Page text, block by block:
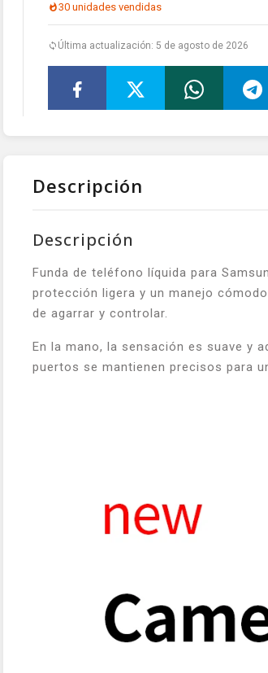
30 unidades vendidas
Última actualización: 5 de agosto de 2026
Descripción
Descripción
Funda de teléfono líquida para
protección ligera y un manejo
de agarrar y controlar.
En la mano, la sensación es suave y
puertos se mantienen precisos para